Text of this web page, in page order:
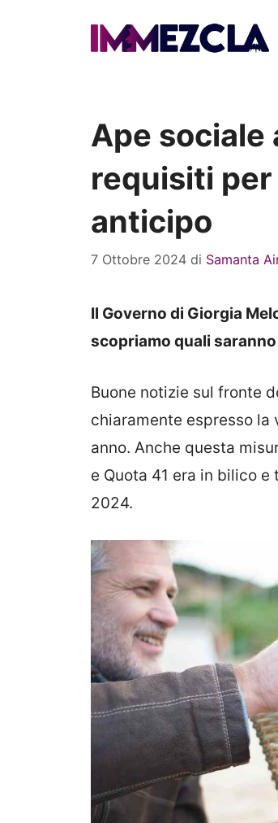
Ape sociale
requisiti
anticipo
7 Ottobre 2024 di Samanta
Il Governo di Giorgia
scopriamo quali
Buone notizie sul fronte
chiaramente espresso
anno. Anche questa
e Quota 41 era in bilico
2024.